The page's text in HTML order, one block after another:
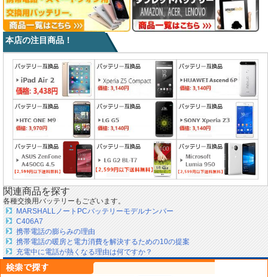
本店の注目商品！
関連商品を探す
各種交換用バッテリーもございます。
MARSHALLノートPCバッテリーモデルナンバー
C406A7
携帯電話の膨らみの理由
携帯電話の暖房と電力消費を解決するための10の提案
充電中に電話が熱くなる理由は何ですか？